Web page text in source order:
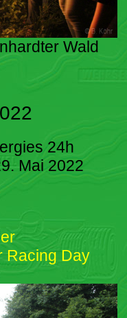
Wald
24h
Mai 2022
Racing Day